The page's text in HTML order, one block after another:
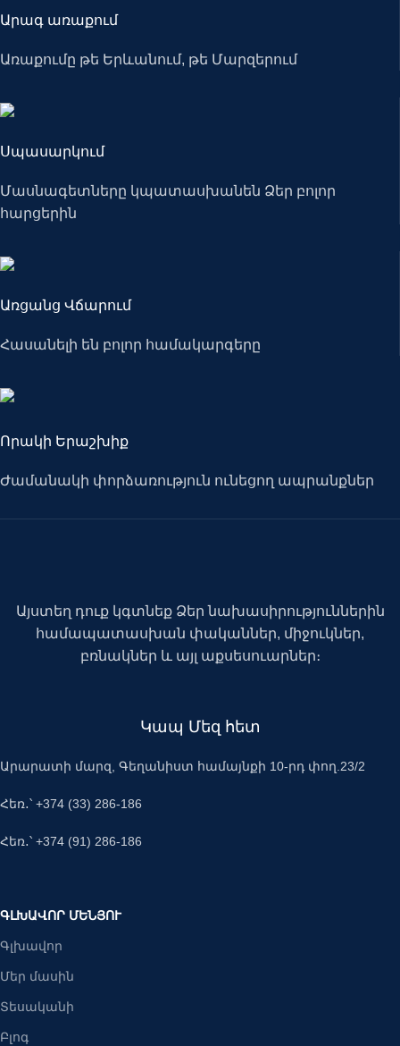
Արագ առաքում
Առաքումը թե Երևանում, թե Մարզերում
Սպասարկում
Մասնագետները կպատասխանեն Ձեր բոլոր
հարցերին
Առցանց Վճարում
Հասանելի են բոլոր համակարգերը
Որակի Երաշխիք
Ժամանակի փորձառություն ունեցող ապրանքներ
Այստեղ դուք կգտնեք Ձեր նախասիրություններին
համապատասխան փականներ, միջուկներ,
բռնակներ և այլ աքսեսուարներ։
Կապ Մեզ հետ
Արարատի մարզ, Գեղանիստ համայնքի 10-րդ փող.23/2
Հեռ․՝ +374 (33) 286-186
Հեռ․՝ +374 (91) 286-186
ԳԼԽԱՎՈՐ ՄԵՆՅՈՒ
Գլխավոր
Մեր մասին
Տեսականի
Բլոգ